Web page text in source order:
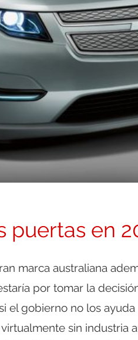
puertas en
marca australiana
por tomar la
el gobierno no los
sin industria